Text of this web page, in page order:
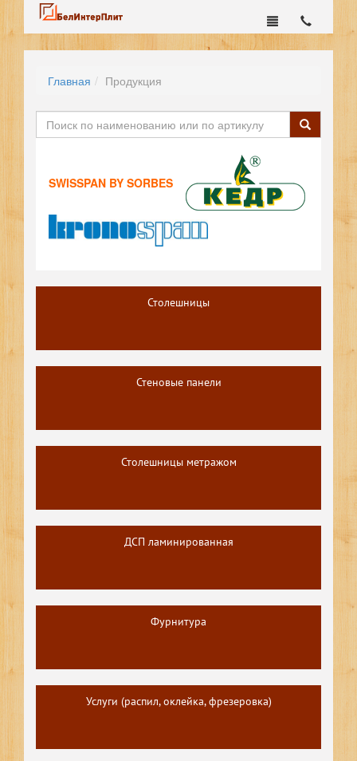
Главная Продукция
SWISSPAN BY SORBES
Столешницы
Стеновые панели
Столешницы метражом
ДСП ламинированная
Фурнитура
Услуги (распил, оклейка, фрезеровка)